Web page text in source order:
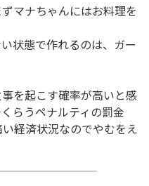
マナちゃんにはお料理を
状態で作れるのは、ガー
を起こす確率が高いと感
らうペナルティの罰金
経済状況なのでやむをえ